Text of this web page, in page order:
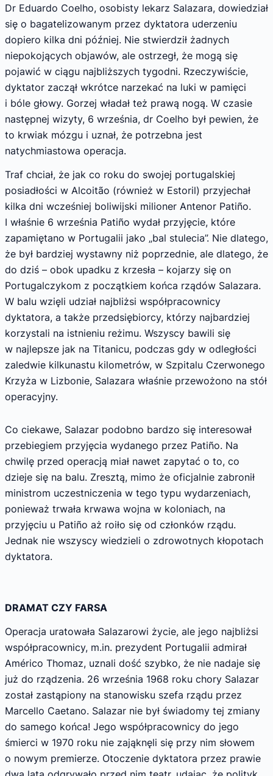
Dr Eduardo Coelho, osobisty lekarz Salazara, dowiedział
się o bagatelizowanym przez dyktatora uderzeniu
dopiero kilka dni później. Nie stwierdził żadnych
niepokojących objawów, ale ostrzegł, że mogą się
pojawić w ciągu najbliższych tygodni. Rzeczywiście,
dyktator zaczął wkrótce narzekać na luki w pamięci
i bóle głowy. Gorzej władał też prawą nogą. W czasie
następnej wizyty, 6 września, dr Coelho był pewien, że
to krwiak mózgu i uznał, że potrzebna jest
natychmiastowa operacja.
Traf chciał, że jak co roku do swojej portugalskiej
posiadłości w Alcoitão (również w Estoril) przyjechał
kilka dni wcześniej boliwijski milioner Antenor Patiño.
I właśnie 6 września Patiño wydał przyjęcie, które
zapamiętano w Portugalii jako „bal stulecia”. Nie dlatego,
że był bardziej wystawny niż poprzednie, ale dlatego, że
do dziś – obok upadku z krzesła – kojarzy się on
Portugalczykom z początkiem końca rządów Salazara.
W balu wzięli udział najbliżsi współpracownicy
dyktatora, a także przedsiębiorcy, którzy najbardziej
korzystali na istnieniu reżimu. Wszyscy bawili się
w najlepsze jak na Titanicu, podczas gdy w odległości
zaledwie kilkunastu kilometrów, w Szpitalu Czerwonego
Krzyża w Lizbonie, Salazara właśnie przewożono na stół
operacyjny.
Co ciekawe, Salazar podobno bardzo się interesował
przebiegiem przyjęcia wydanego przez Patiño. Na
chwilę przed operacją miał nawet zapytać o to, co
dzieje się na balu. Zresztą, mimo że oficjalnie zabronił
ministrom uczestniczenia w tego typu wydarzeniach,
ponieważ trwała krwawa wojna w koloniach, na
przyjęciu u Patiño aż roiło się od członków rządu.
Jednak nie wszyscy wiedzieli o zdrowotnych kłopotach
dyktatora.
DRAMAT CZY FARSA
Operacja uratowała Salazarowi życie, ale jego najbliżsi
współpracownicy, m.in. prezydent Portugalii admirał
Américo Thomaz, uznali dość szybko, że nie nadaje się
już do rządzenia. 26 września 1968 roku chory Salazar
został zastąpiony na stanowisku szefa rządu przez
Marcello Caetano. Salazar nie był świadomy tej zmiany
do samego końca! Jego współpracownicy do jego
śmierci w 1970 roku nie zająknęli się przy nim słowem
o nowym premierze. Otoczenie dyktatora przez prawie